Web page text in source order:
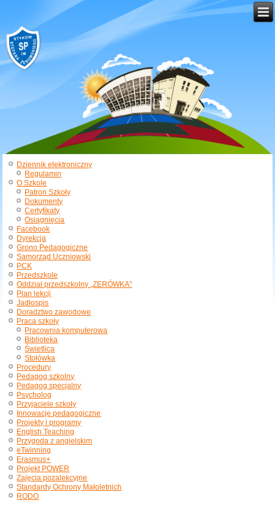
Dziennik elektroniczny
Regulamin
O Szkole
Patron Szkoły
Dokumenty
Certyfikaty
Osiągnięcia
Facebook
Dyrekcja
Grono Pedagogiczne
Samorząd Uczniowski
PCK
Przedszkole
Oddział przedszkolny „ZERÓWKA”
Plan lekcji
Jadłospis
Doradztwo zawodowe
Praca szkoły
Pracownia komputerowa
Biblioteka
Świetlica
Stołówka
Procedury
Pedagog szkolny
Pedagog specjalny
Psycholog
Przyjaciele szkoły
Innowacje pedagogiczne
Projekty i programy
English Teaching
Przygoda z angielskim
eTwinning
Erasmus+
Projekt POWER
Zajęcia pozalekcyjne
Standardy Ochrony Małoletnich
RODO